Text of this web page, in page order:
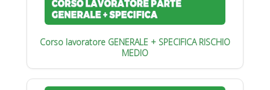
Corso lavoratore GENERALE + SPECIFICA RISCHIO
MEDIO